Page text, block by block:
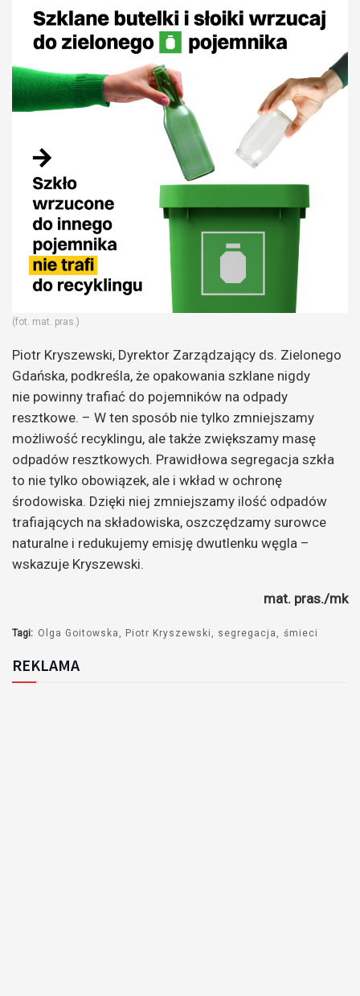
(fot. mat. pras.)
Piotr Kryszewski, Dyrektor Zarządzający ds. Zielonego
Gdańska, podkreśla, że opakowania szklane nigdy
nie powinny trafiać do pojemników na odpady
resztkowe. – W ten sposób nie tylko zmniejszamy
możliwość recyklingu, ale także zwiększamy masę
odpadów resztkowych. Prawidłowa segregacja szkła
to nie tylko obowiązek, ale i wkład w ochronę
środowiska. Dzięki niej zmniejszamy ilość odpadów
trafiających na składowiska, oszczędzamy surowce
naturalne i redukujemy emisję dwutlenku węgla –
wskazuje Kryszewski.
mat. pras./mk
Tagi: Olga Goitowska Piotr Kryszewski segregacja śmieci
REKLAMA